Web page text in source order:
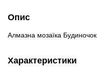
Опис
Алмазна мозаїка Будиночок
Характеристики